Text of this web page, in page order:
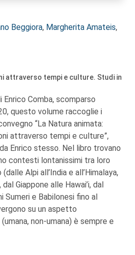
Beggiora, Margherita Amateis,
attraverso tempi e culture. Studi in
Comba, scomparso
questo volume raccoglie i
“La Natura animata:
attraverso tempi e culture”,
Enrico stesso. Nel libro trovano
contesti lontanissimi tra loro
Alpi all’India e all’Himalaya,
Giappone alle Hawai’i, dal
Sumeri e Babilonesi fino al
su un aspetto
non-umana) è sempre e